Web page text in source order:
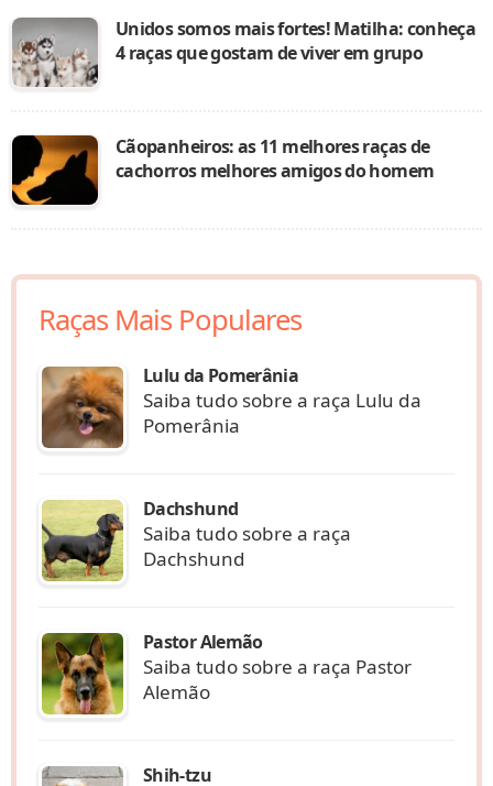
Unidos somos mais fortes! Matilha: conheça
4 raças que gostam de viver em grupo
Cãopanheiros: as 11 melhores raças de
cachorros melhores amigos do homem
Raças Mais Populares
Lulu da Pomerânia
Saiba tudo sobre a raça Lulu da
Pomerânia
Dachshund
Saiba tudo sobre a raça
Dachshund
Pastor Alemão
Saiba tudo sobre a raça Pastor
Alemão
Shih-tzu